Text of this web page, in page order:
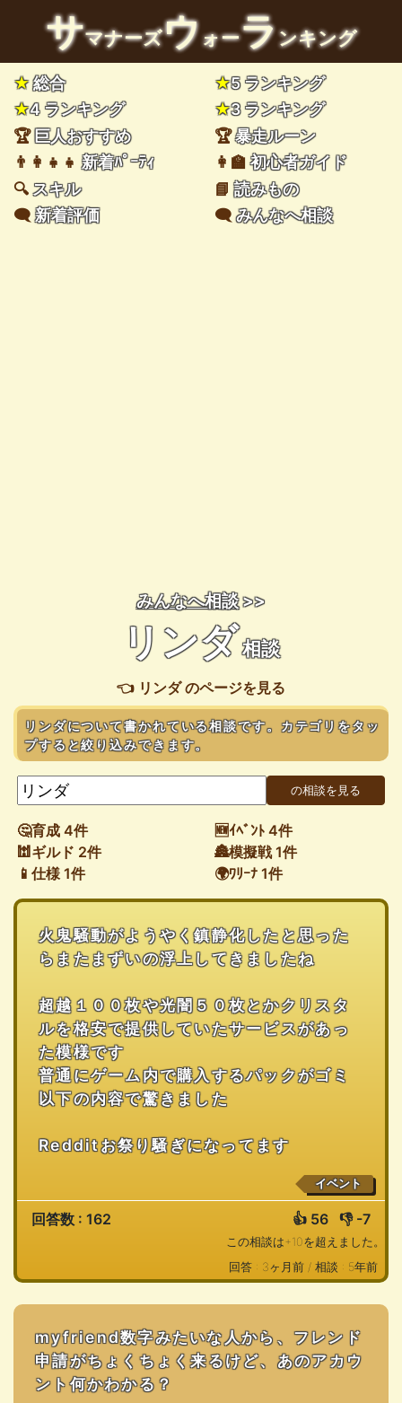
サマナーズウォーランキング
★総合 ★5 ランキング
★4 ランキング ★3 ランキング
🏆巨人おすすめ 🏆暴走ルーン
👨‍👩‍👧‍👧新着ﾊﾟｰﾃｨ 👩‍🏫初心者ガイド
🔍スキル 📘読みもの
🗨️新着評価 🗨️みんなへ相談
みんなへ相談>>
リンダ相談
👈 リンダ のページを見る
リンダについて書かれている相談です。カテゴリをタッ
プすると絞り込みできます。
🤔育成 4件
🆕ｲﾍﾞﾝﾄ 4件
🕍ギルド 2件
🏯模擬戦 1件
📱仕様 1件
🌍ﾜﾘｰﾅ 1件
火鬼騒動がようやく鎮静化したと思った
らまたまずいの浮上してきましたね
超越１００枚や光闇５０枚とかクリスタ
ルを格安で提供していたサービスがあっ
た模様です
普通にゲーム内で購入するパックがゴミ
以下の内容で驚きました
Redditお祭り騒ぎになってます
イベント
回答数 : 162 👍 56 👎 -7
この相談は+10を超えました。
回答 : 3ヶ月前 / 相談 : 5年前
myfriend数字みたいな人から、フレンド
申請がちょくちょく来るけど、あのアカウ
ント何かわかる？